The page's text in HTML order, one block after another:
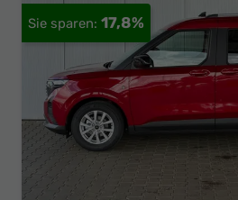
17,8%